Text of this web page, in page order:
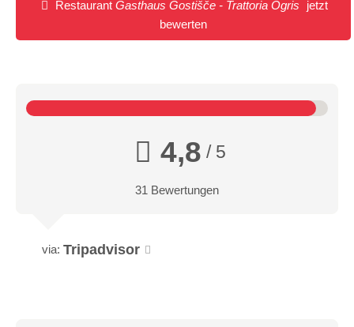
Restaurant Gasthaus Gostišče - Trattoria Ogris
jetzt
bewerten
4,8 / 5
31 Bewertungen
via: Tripadvisor